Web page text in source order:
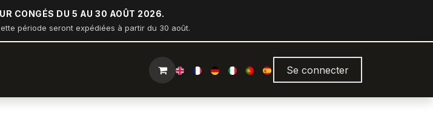
CONGÉS DU 5 AU 30 AOÛT 2026.
période seront expédiées à partir du 30 août.
Se connecter